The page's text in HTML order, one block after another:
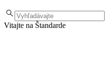
Vitajte na Štandarde